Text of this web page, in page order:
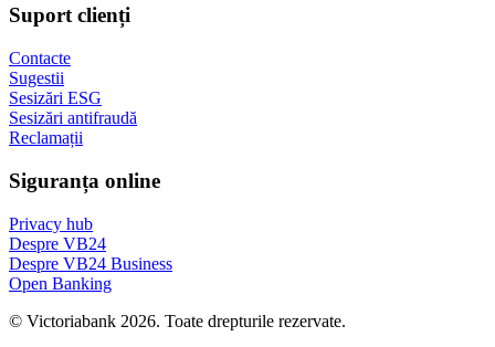
Suport clienți
Contacte
Sugestii
Sesizări ESG
Sesizări antifraudă
Reclamații
Siguranța online
Privacy hub
Despre VB24
Despre VB24 Business
Open Banking
© Victoriabank 2026. Toate drepturile rezervate.